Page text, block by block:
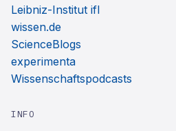
Leibniz-Institut ifl
wissen.de
ScienceBlogs
experimenta
Wissenschaftspodcasts
INFO